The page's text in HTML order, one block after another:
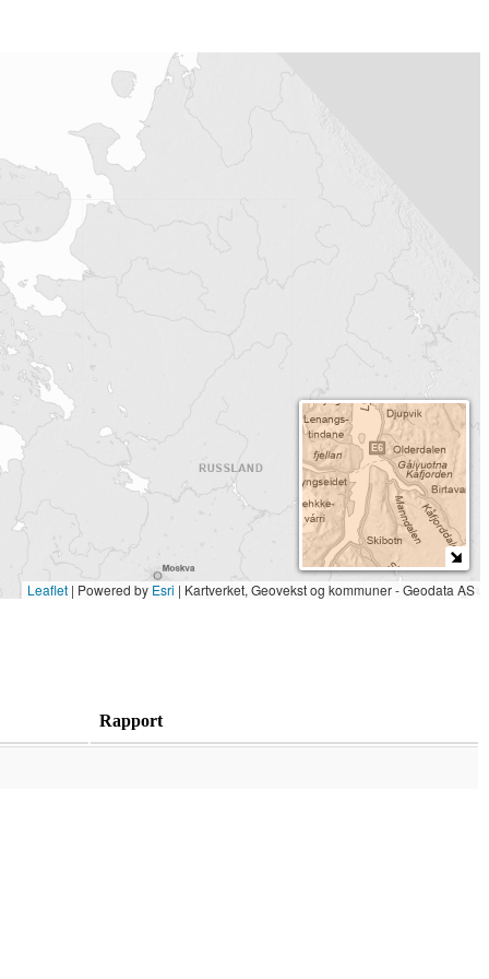
Leaflet | Powered by Esri | Kartverket, Geovekst og kommuner - Geodata AS
Rapport